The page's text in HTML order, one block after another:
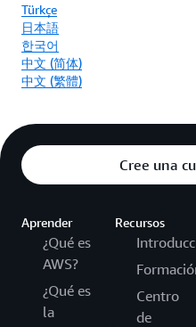
Türkçe
日本語
한국어
中文 (简体)
中文 (繁體)
Cree una
Aprender
¿Qué es
AWS?
¿Qué es
la
Recursos
Centro
de